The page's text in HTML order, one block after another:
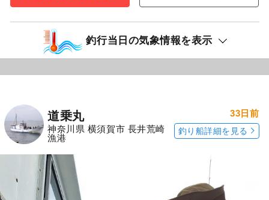
釣行当日の気象情報を表示
道乗丸
神奈川県 横須賀市 長井荒崎
漁港
33日前
釣り船詳細を見る